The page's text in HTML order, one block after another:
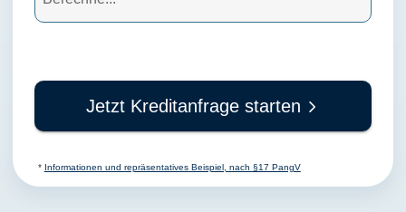
Jetzt Kreditanfrage starten
* Informationen und repräsentatives Beispiel, nach §17 PangV